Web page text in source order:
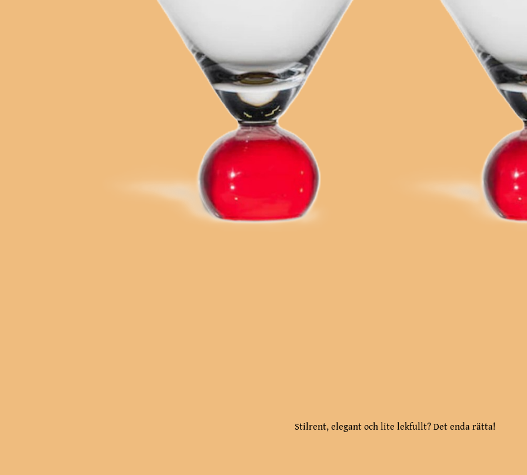
Stilrent, elegant och lite lekfullt? Det enda rätta!